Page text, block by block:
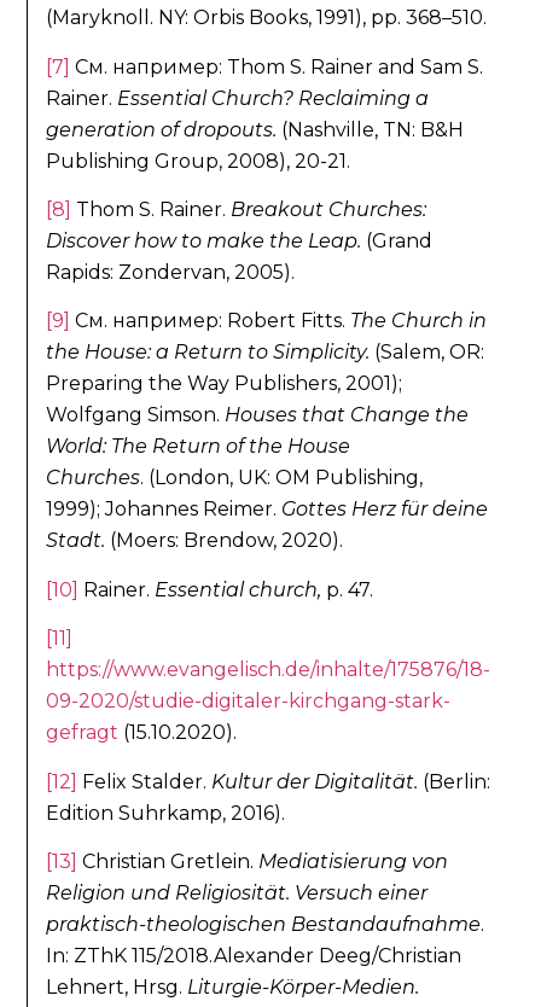
(Maryknoll. NY: Orbis Books, 1991), pp. 368–510.
[7] См. например: Thom S. Rainer and Sam S.
Rainer. Essential Church? Reclaiming a
generation of dropouts. (Nashville, TN: B&H
Publishing Group, 2008), 20-21.
[8] Thom S. Rainer. Breakout Churches:
Discover how to make the Leap. (Grand
Rapids: Zondervan, 2005).
[9] См. например: Robert Fitts. The Church in
the House: a Return to Simplicity. (Salem, OR:
Preparing the Way Publishers, 2001);
Wolfgang Simson. Houses that Change the
World: The Return of the House
Churches. (London, UK: OM Publishing,
1999); Johannes Reimer. Gottes Herz für deine
Stadt. (Moers: Brendow, 2020).
[10] Rainer. Essential church, p. 47.
[11]
https://www.evangelisch.de/inhalte/175876/18-
09-2020/studie-digitaler-kirchgang-stark-
gefragt (15.10.2020).
[12] Felix Stalder. Kultur der Digitalität. (Berlin:
Edition Suhrkamp, 2016).
[13] Christian Gretlein. Mediatisierung von
Religion und Religiosität. Versuch einer
praktisch-theologischen Bestandaufnahme.
In: ZThK 115/2018.Alexander Deeg/Christian
Lehnert, Hrsg. Liturgie-Körper-Medien.